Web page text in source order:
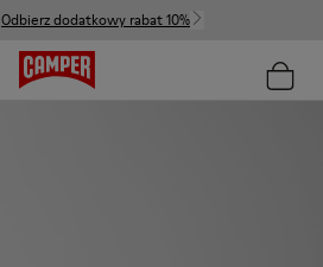
Odbierz dodatkowy rabat 10%